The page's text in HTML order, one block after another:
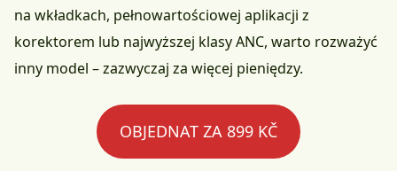
na wkładkach, pełnowartościowej aplikacji z
korektorem lub najwyższej klasy ANC, warto rozważyć
inny model – zazwyczaj za więcej pieniędzy.
OBJEDNAT ZA 899 KČ